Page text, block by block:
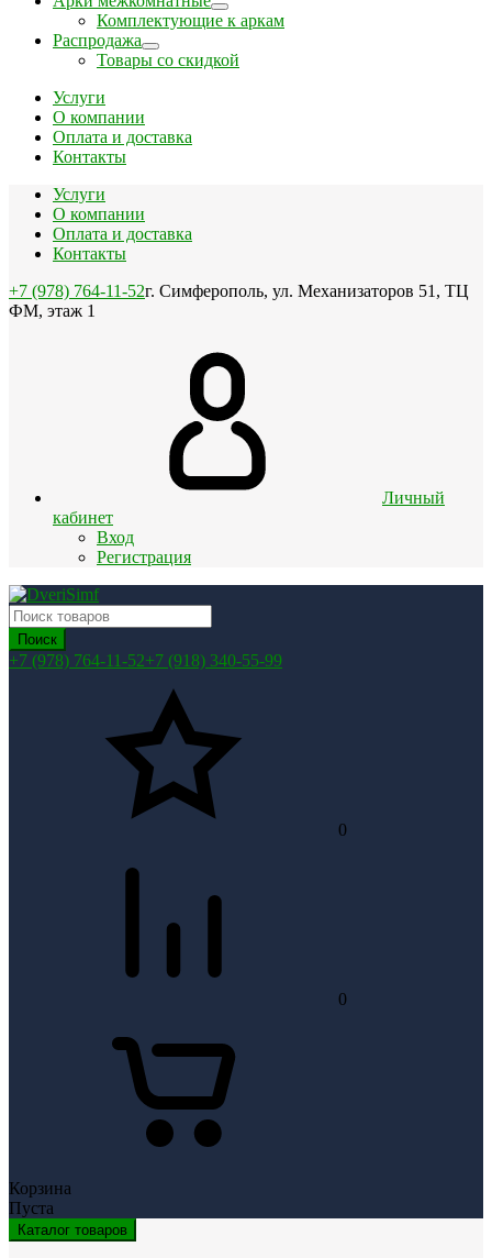
Комплектующие к аркам
Распродажа
Товары со скидкой
Услуги
О компании
Оплата и доставка
Контакты
Услуги
О компании
Оплата и доставка
Контакты
+7 (978) 764-11-52г. Симферополь, ул. Механизаторов 51, ТЦ
ФМ, этаж 1
Личный
кабинет
Вход
Регистрация
Поиск
+7 (978) 764-11-52+7 (918) 340-55-99
0
0
Корзина
Пуста
Каталог товаров